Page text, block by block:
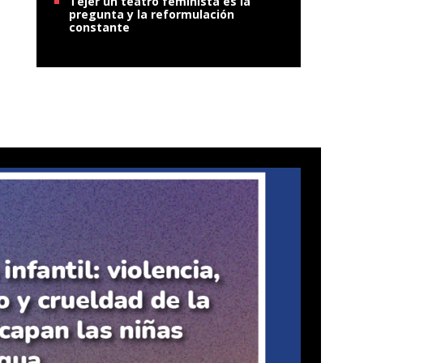
pregunta y la reformulación
constante